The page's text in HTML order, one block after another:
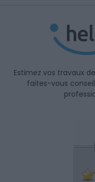
Estimez vos travaux
faites-vous